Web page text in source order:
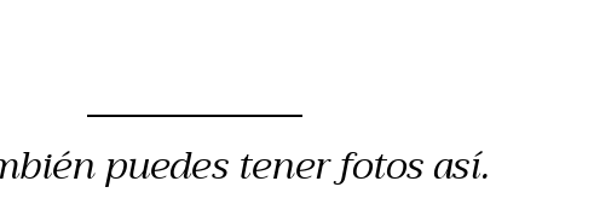
puedes tener fotos así.